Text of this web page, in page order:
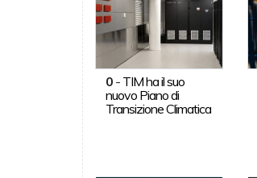
0- TIM ha il suo
nuovo Piano di
Transizione Climatica